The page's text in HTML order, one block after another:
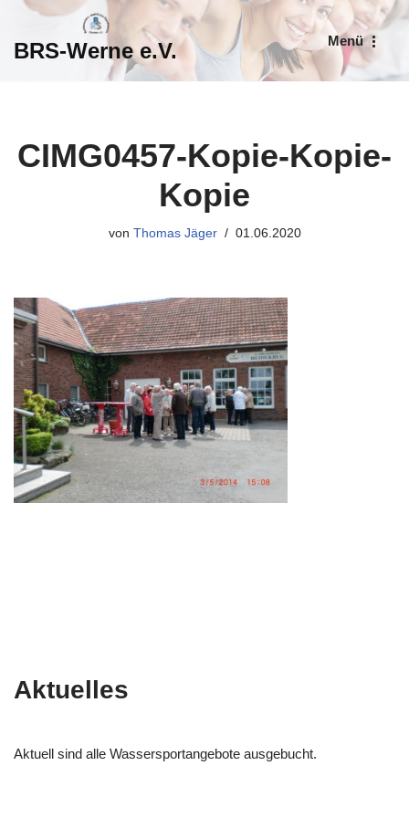
Zum
BRS-Werne e.V. Menü
CIMG0457-Kopie-Kopie-
Kopie
von Thomas Jäger 01.06.2020
Aktuelles
Aktuell sind alle Wassersportangebote ausgebucht.